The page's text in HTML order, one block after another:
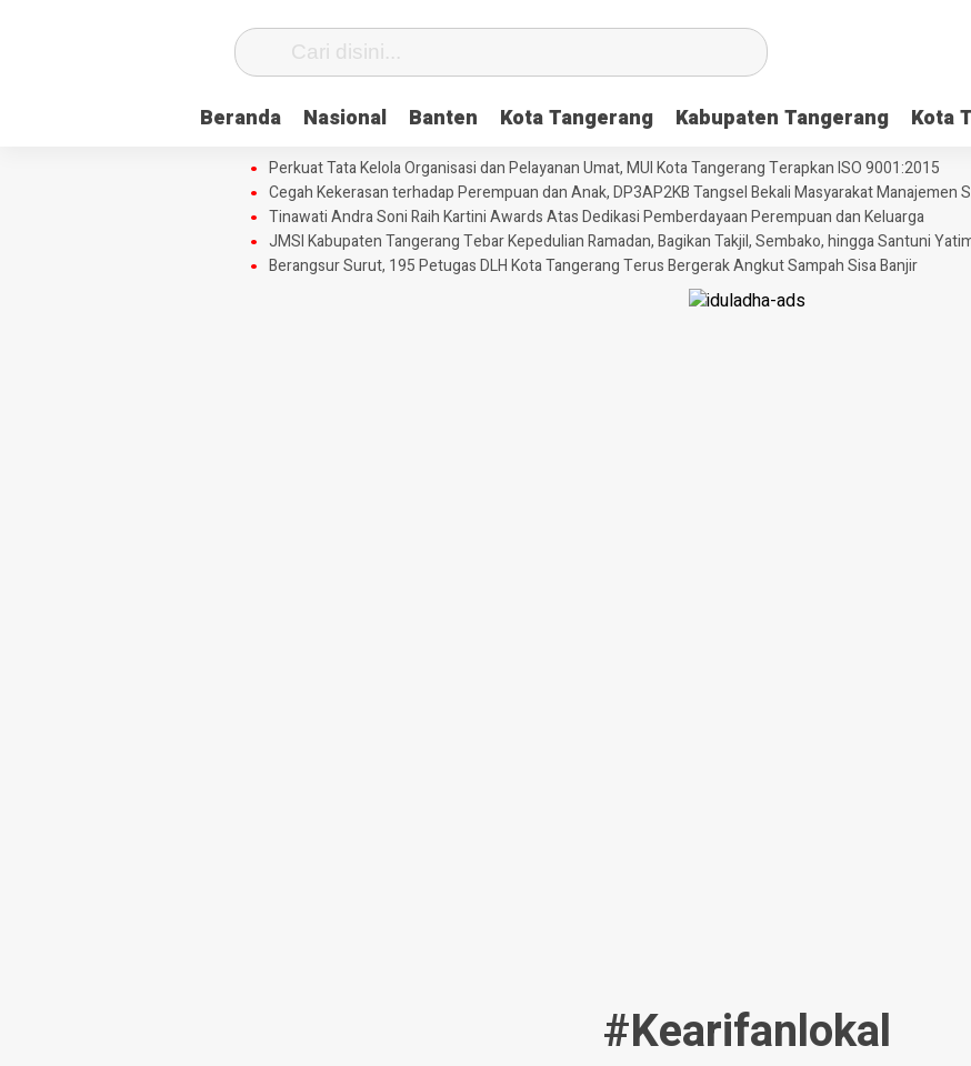
Beranda Nasional Banten Kota Tangerang Kabupaten Tangerang Kota
Perkuat Tata Kelola Organisasi dan Pelayanan Umat, MUI Kota Tangerang Terapkan ISO 9001:2015
Cegah Kekerasan terhadap Perempuan dan Anak, DP3AP2KB Tangsel Bekali Masyarakat Manajemen
Tinawati Andra Soni Raih Kartini Awards Atas Dedikasi Pemberdayaan Perempuan dan Keluarga
JMSI Kabupaten Tangerang Tebar Kepedulian Ramadan, Bagikan Takjil, Sembako, hingga Santuni
Berangsur Surut, 195 Petugas DLH Kota Tangerang Terus Bergerak Angkut Sampah Sisa Banjir
#kearifanlokal